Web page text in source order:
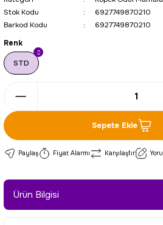
Stok Kodu
6927749870210
Barkod Kodu
6927749870210
Renk
STD
Sepete Ekle
Paylaş Fiyat Alarmı Karşılaştır
Ürün Bilgisi